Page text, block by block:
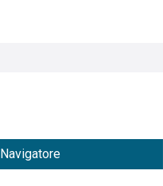
Navigatore